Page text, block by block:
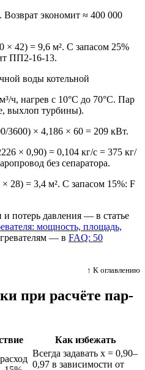
Возврат экономит ≈ 400 000
× 42) = 9,6 м². С запасом 25%
ПП2-16-13.
воды котельной
ч, нагрев с 10°C до 70°C. Пар
выхлоп турбины).
3600) × 4,186 × 60 = 209 кВт.
× 0,90) = 0,104 кг/с = 375 кг/
без сепаратора.
28) = 3,4 м². С запасом 15%: F
потерь давления — в статье
мощность, площадь,
— в FAQ: 50
↑ К оглавлению
при расчёте пар-
Как избежать
Всегда задавать x = 0,90–
0,97 в зависимости от